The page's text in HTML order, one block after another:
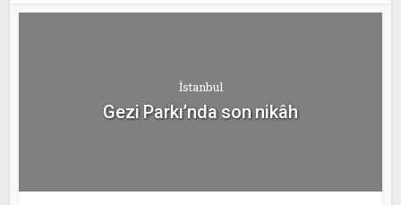
İstanbul
Gezi Parkı’nda son nikâh